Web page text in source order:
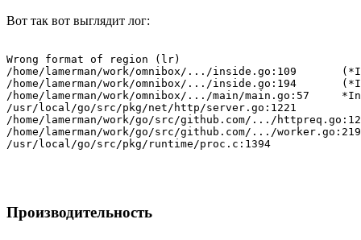
Вот так вот выглядит лог:
Wrong format of region (lr)
/home/lamerman/work/omnibox/.../inside.go:109
/home/lamerman/work/omnibox/.../inside.go:194
/home/lamerman/work/omnibox/.../main/main.go:57
/usr/local/go/src/pkg/net/http/server.go:1221
/home/lamerman/work/go/src/github.com/.../
/home/lamerman/work/go/src/github.com/.../
Производительность